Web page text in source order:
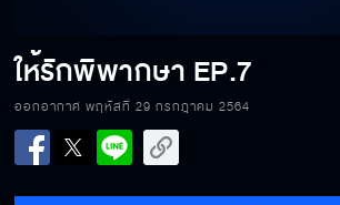
ให้รักพิพากษา EP.7
ออกอากาศ พฤหัสที่ 29 กรกฎาคม 2564
ให้รักพิพากษา EP.3